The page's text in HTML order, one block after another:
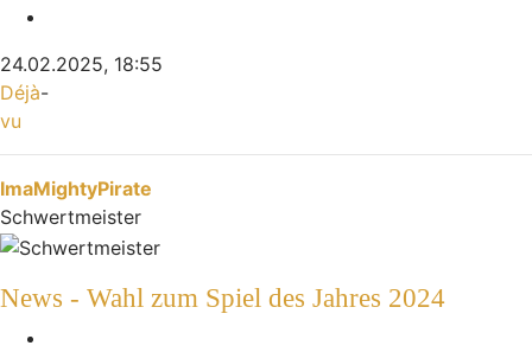
24.02.2025, 18:55
Déjà-
vu
Nach oben
ImaMightyPirate
Schwertmeister
News - Wahl zum Spiel des Jahres 2024